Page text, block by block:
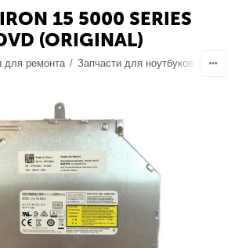
15 5000 SERIES
(ORIGINAL)
для ремонта / Запчасти для ноутбуков